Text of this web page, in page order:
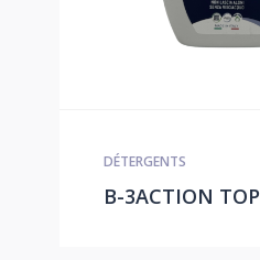
DÉTERGENTS
B-3ACTION TOP